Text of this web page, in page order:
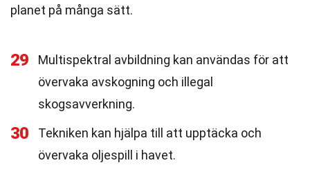
planet på många sätt.
29
Multispektral avbildning kan användas för att
övervaka avskogning och illegal
skogsavverkning.
30
Tekniken kan hjälpa till att upptäcka och
övervaka oljespill i havet.